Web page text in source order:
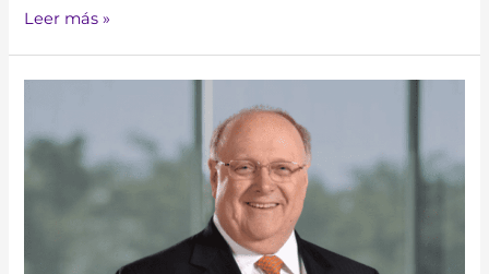
Leer más »